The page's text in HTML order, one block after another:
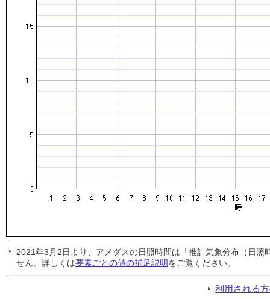
2021年3月2日より、アメダスの日照時間は「推計気象分布（日
せん。詳しくは要素ごとの値の補足説明をご覧ください。
利用される